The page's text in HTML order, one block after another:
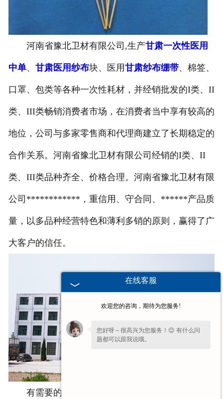
河南省豫北卫材有限公司,生产甘肃一次性医用
中单、 甘肃医用纱布块、医用甘肃纱布绷带、棉签、
口罩、包类等各种一次性耗材，并经销批发的I类、II
类、III类畅销消费者市场，在消费者当中享有较高的
地位，公司与多家零售商和代理商建立了长期稳定的
合作关系。河南省豫北卫材有限公司经销的I类、II
类、III类品种齐全、价格合理。河南省豫北卫材有限
公司************，重信用、守合同、******产品质
量，以多品种经营特色和薄利多销的原则，赢得了广
大客户的信任。
有需要的朋友欢迎来电咨询，电话0373-8879955
在线客服
欢迎您的咨询，期待为您服务!
您好呀～很高兴为您服务！😊 有什么问
题都可以跟我说哦。